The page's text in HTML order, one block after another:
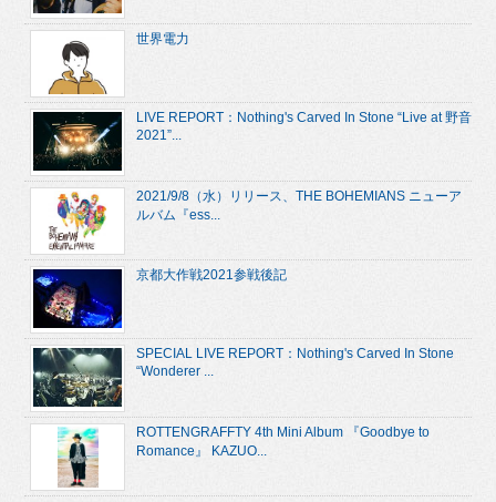
世界電力
LIVE REPORT：Nothing's Carved In Stone “Live at 野音
2021”...
2021/9/8（水）リリース、THE BOHEMIANS ニューア
ルバム『ess...
京都大作戦2021参戦後記
SPECIAL LIVE REPORT：Nothing's Carved In Stone
“Wonderer ...
ROTTENGRAFFTY 4th Mini Album 『Goodbye to
Romance』 KAZUO...